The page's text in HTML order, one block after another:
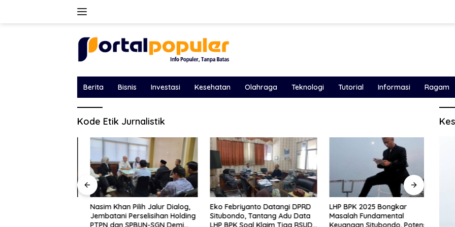
Berita Bisnis Investasi Kesehatan Olahraga Teknologi Tutorial Informasi Ragam
Kode Etik Jurnalistik
Nasim Khan Pilih Jalur Dialog,
Jembatani Perselisihan Holding
PTPN dan SPBUN-SGN Demi
Eko Febriyanto Datangi DPRD
Situbondo, Tantang Adu Data
LHP BPK Soal Klaim Tiga RSUD
LHP BPK 2025 Bongkar
Masalah Fundamental
Keuangan Situbondo, Potensi